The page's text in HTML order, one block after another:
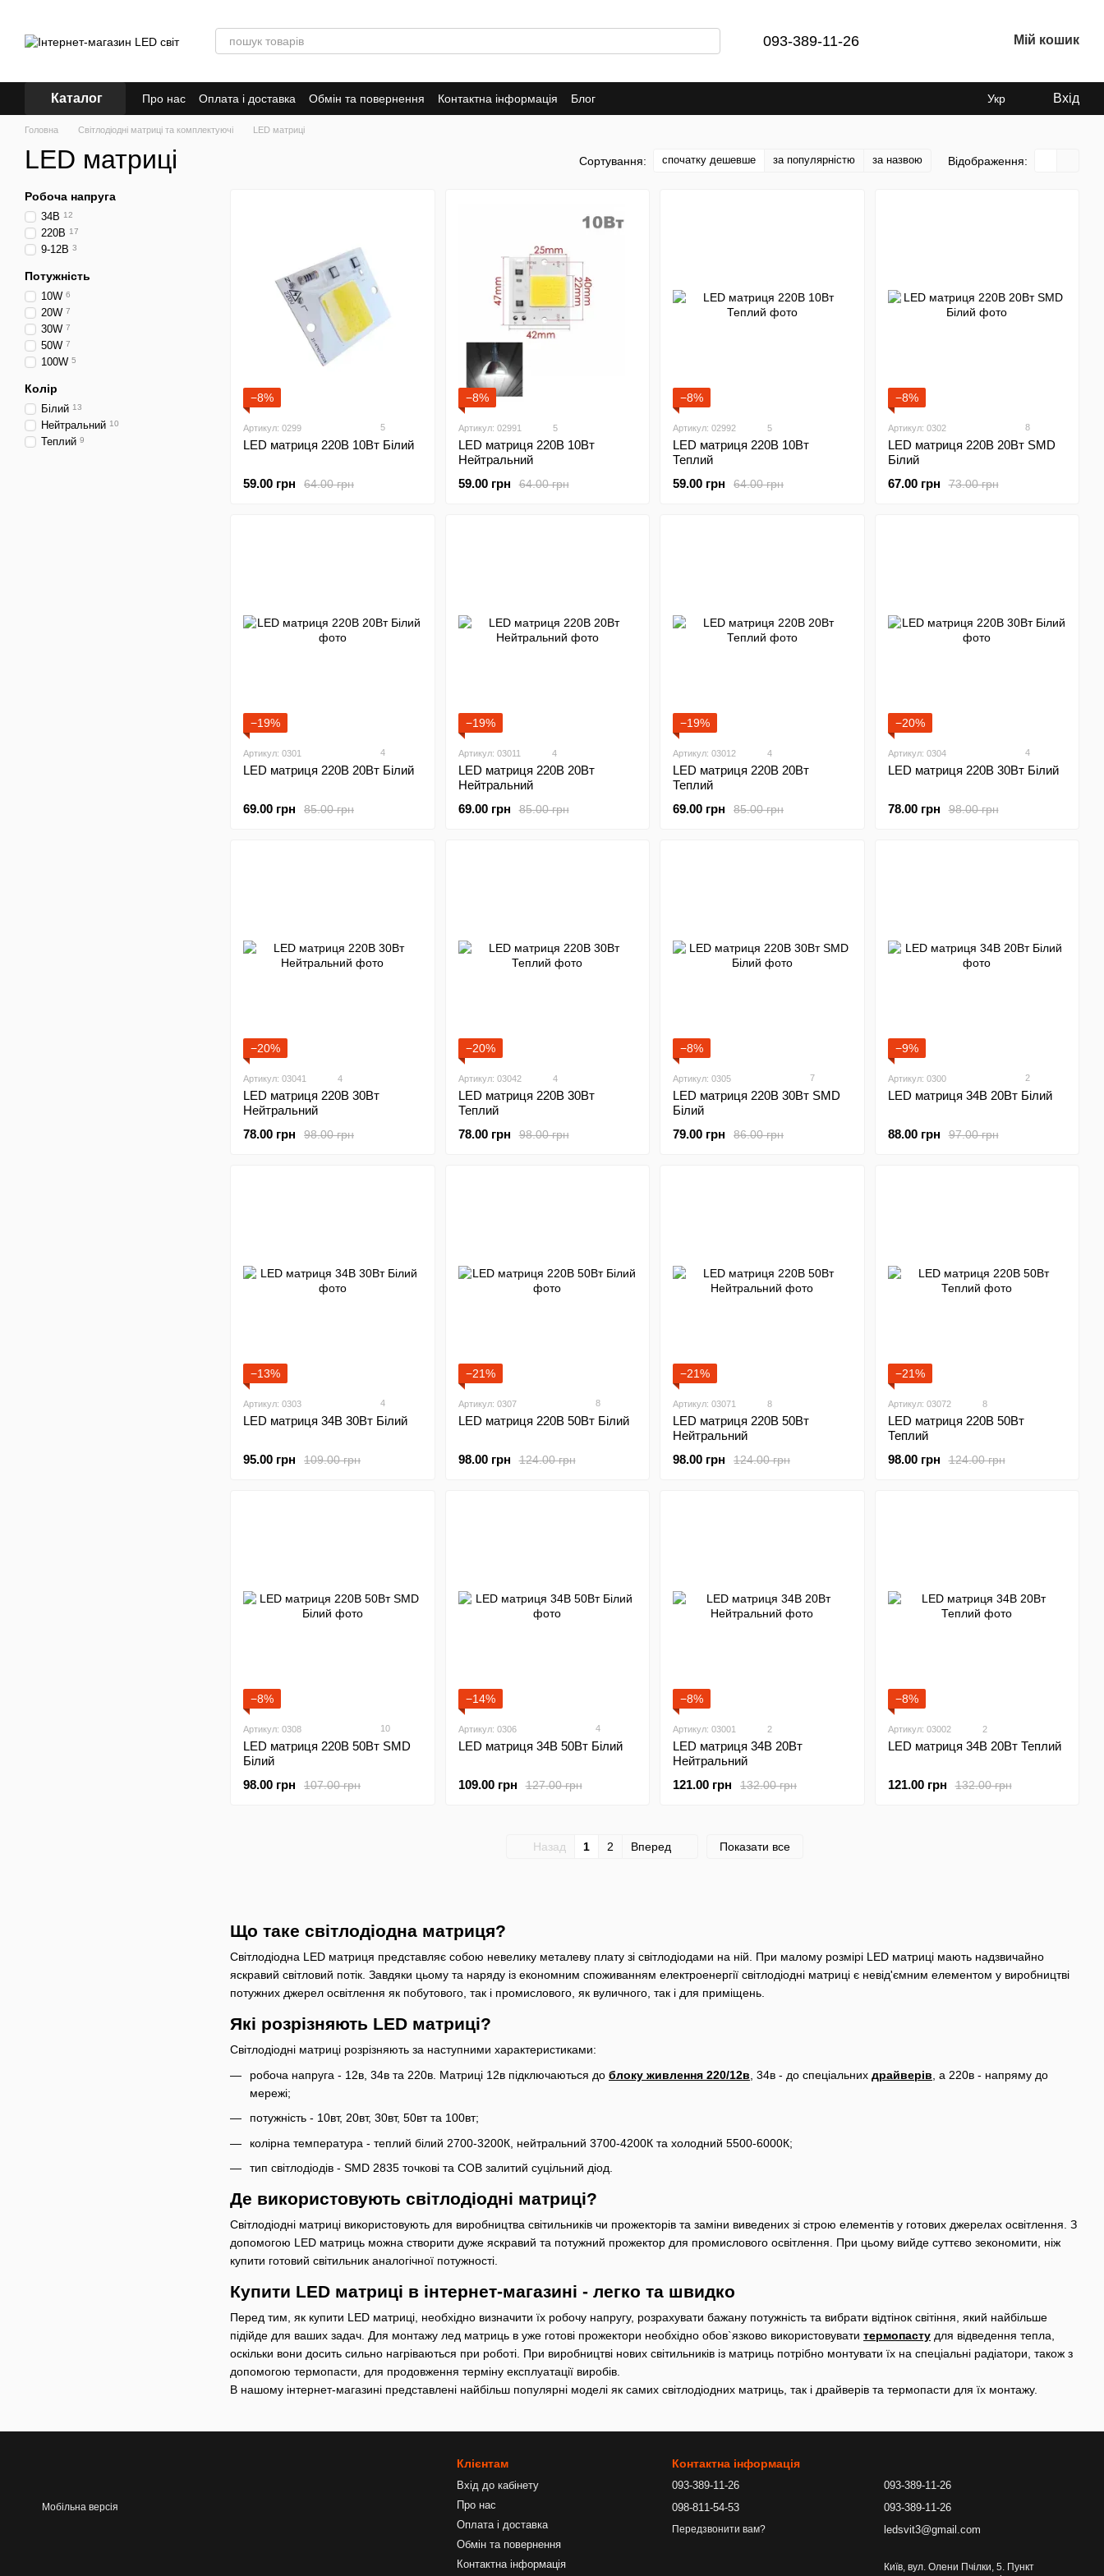
093-389-11-26 Мій кошик
Каталог Про нас Оплата і доставка Обмін та повернення Контактна інформація Блог Укр Вхід
Головна Світлодіодні матриці та комплектуючі LED матриці
LED матриці Сортування: спочатку дешевше за популярністю за назвою Відображення:
Що таке світлодіодна матриця?
Світлодіодна LED матриця представляє собою невелику металеву плату зі світлодіодами на ній. При малому розмірі LED матриці мають надзвичайно
яскравий світловий потік. Завдяки цьому та наряду із економним споживанням електроенергії світлодіодні матриці є невід'ємним елементом у виробництві
потужних джерел освітлення як побутового, так і промислового, як вуличного, так і для приміщень.
Які розрізняють LED матриці?
Світлодіодні матриці розрізняють за наступними характеристиками:
робоча напруга - 12в, 34в та 220в. Матриці 12в підключаються до блоку живлення 220/12в , 34в - до спеціальних драйверів , а 220в - напряму до
мережі;
потужність - 10вт, 20вт, 30вт, 50вт та 100вт;
колірна температура - теплий білий 2700-3200К, нейтральний 3700-4200К та холодний 5500-6000К;
тип світлодіодів - SMD 2835 точкові та COB залитий суцільний діод.
Де використовують світлодіодні матриці?
Світлодіодні матриці використовують для виробництва світильників чи прожекторів та заміни виведених зі строю елементів у готових джерелах освітлення. З
допомогою LED матриць можна створити дуже яскравий та потужний прожектор для промислового освітлення. При цьому вийде суттєво зекономити, ніж
купити готовий світильник аналогічної потужності.
Купити LED матриці в інтернет-магазині - легко та швидко
Перед тим, як купити LED матриці, необхідно визначити їх робочу напругу, розрахувати бажану потужність та вибрати відтінок світіння, який найбільше
підійде для ваших задач. Для монтажу лед матриць в уже готові прожектори необхідно обов`язково використовувати термопасту для відведення тепла,
оскільки вони досить сильно нагріваються при роботі. При виробництві нових світильників із матриць потрібно монтувати їх на спеціальні радіатори, також з
допомогою термопасти, для продовження терміну експлуатації виробів.
В нашому інтернет-магазині представлені найбільш популярні моделі як самих світлодіодних матриць, так і драйверів та термопасти для їх монтажу.
−8%
Артикул: 0299 5
LED матриця 220В 10Вт Білий
64.00 грн
59.00 грн
−8%
Артикул: 02991 5
LED матриця 220В 10Вт
Нейтральний
64.00 грн
59.00 грн
−8%
Артикул: 02992 5
LED матриця 220В 10Вт
Теплий
64.00 грн
59.00 грн
−8%
Артикул: 0302 8
LED матриця 220В 20Вт SMD
Білий
73.00 грн
67.00 грн
−19%
Артикул: 0301 4
LED матриця 220В 20Вт Білий
85.00 грн
69.00 грн
−19%
Артикул: 03011 4
LED матриця 220В 20Вт
Нейтральний
85.00 грн
69.00 грн
−19%
Артикул: 03012 4
LED матриця 220В 20Вт
Теплий
85.00 грн
69.00 грн
−20%
Артикул: 0304 4
LED матриця 220В 30Вт Білий
98.00 грн
78.00 грн
−20%
Артикул: 03041 4
LED матриця 220В 30Вт
Нейтральний
98.00 грн
78.00 грн
−20%
Артикул: 03042 4
LED матриця 220В 30Вт
Теплий
98.00 грн
78.00 грн
−8%
Артикул: 0305 7
LED матриця 220В 30Вт SMD
Білий
86.00 грн
79.00 грн
−9%
Артикул: 0300 2
LED матриця 34В 20Вт Білий
97.00 грн
88.00 грн
−13%
Артикул: 0303 4
LED матриця 34В 30Вт Білий
109.00 грн
95.00 грн
−21%
Артикул: 0307 8
LED матриця 220В 50Вт Білий
124.00 грн
98.00 грн
−21%
Артикул: 03071 8
LED матриця 220В 50Вт
Нейтральний
124.00 грн
98.00 грн
−21%
Артикул: 03072 8
LED матриця 220В 50Вт
Теплий
124.00 грн
98.00 грн
−8%
Артикул: 0308 10
LED матриця 220В 50Вт SMD
Білий
107.00 грн
98.00 грн
−14%
Артикул: 0306 4
LED матриця 34В 50Вт Білий
127.00 грн
109.00 грн
−8%
Артикул: 03001 2
LED матриця 34В 20Вт
Нейтральний
132.00 грн
121.00 грн
−8%
Артикул: 03002 2
LED матриця 34В 20Вт Теплий
132.00 грн
121.00 грн
Назад 1 2 Вперед Показати все
Робоча напруга
34В 12
220В 17
9-12В 3
Потужність
10W 6
20W 7
30W 7
50W 7
100W 5
Колір
Білий 13
Нейтральний 10
Теплий 9
Мобільна версія
Клієнтам
Вхід до кабінету
Про нас
Оплата і доставка
Обмін та повернення
Контактна інформація
Контактна інформація
093-389-11-26
098-811-54-53
Передзвонити вам?
093-389-11-26
093-389-11-26
ledsvit3@gmail.com
Київ, вул. Олени Пчілки, 5. Пункт